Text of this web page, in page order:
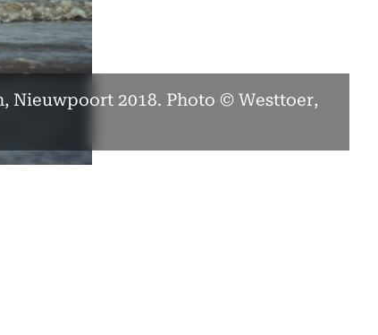
Nieuwpoort 2018. Photo © Westtoer,